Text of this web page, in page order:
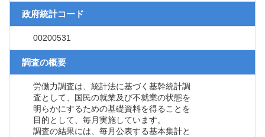
政府統計コード
00200531
調査の概要
労働力調査は、統計法に基づく基幹統計調
査として、国民の就業及び不就業の状態を
明らかにするための基礎資料を得ることを
目的として、毎月実施しています。
調査の結果には、毎月公表する基本集計と